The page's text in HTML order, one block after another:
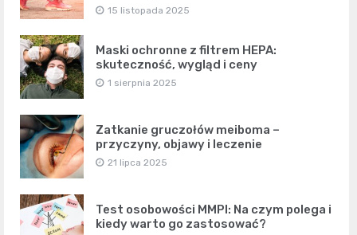
15 listopada 2025
Maski ochronne z filtrem HEPA:
skuteczność, wygląd i ceny
1 sierpnia 2025
Zatkanie gruczołów meiboma –
przyczyny, objawy i leczenie
21 lipca 2025
Test osobowości MMPI: Na czym polega i
kiedy warto go zastosować?